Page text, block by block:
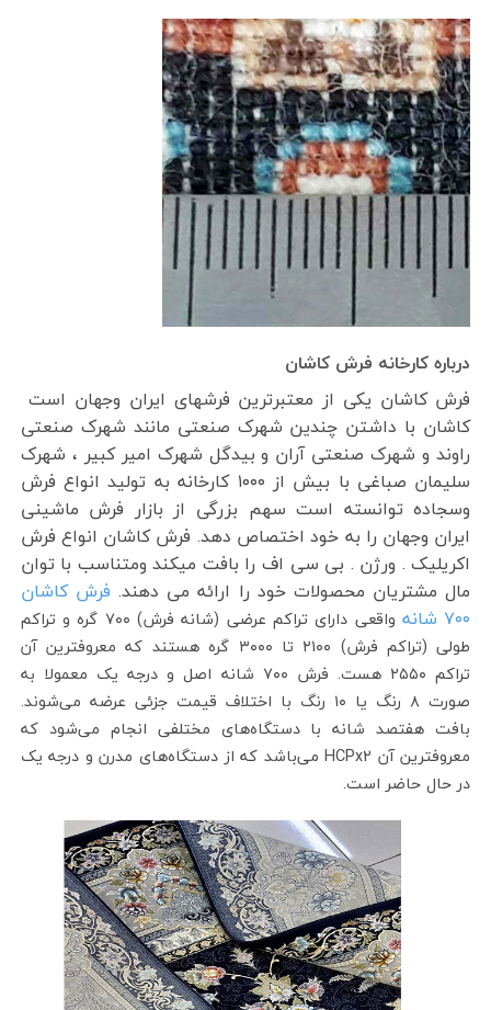
درباره کارخانه فرش کاشان
فرش کاشان یکی از معتبرترین فرشهای ایران وجهان است
کاشان با داشتن چندین شهرک صنعتی مانند شهرک صنعتی
راوند و شهرک صنعتی آران و بیدگل شهرک امیر کبیر ، شهرک
سلیمان صباغی با بیش از ۱۰۰۰ کارخانه به تولید انواع فرش
وسجاده توانسته است سهم بزرگی از بازار فرش ماشینی
ایران وجهان را به خود اختصاص دهد. فرش کاشان انواع فرش
اکریلیک . ورژن . بی سی اف را بافت میکند ومتناسب با توان
مال مشتریان محصولات خود را ارائه می دهند. فرش کاشان
۷۰۰ شانه
واقعی دارای تراکم عرضی (شانه فرش) ۷۰۰ گره و تراکم
طولی (تراکم فرش) ۲۱۰۰ تا ۳۰۰۰ گره هستند که معروفترین آن
تراکم ۲۵۵۰ هست. فرش ۷۰۰ شانه اصل و درجه یک معمولا به
صورت ۸ رنگ یا ۱۰ رنگ با اختلاف قیمت جزئی عرضه می‌شوند.
بافت هفتصد شانه با دستگاه‌های مختلفی انجام می‌شود که
معروفترین آن HCPx2 می‌باشد که از دستگاه‌های مدرن و درجه یک
در حال حاضر است.